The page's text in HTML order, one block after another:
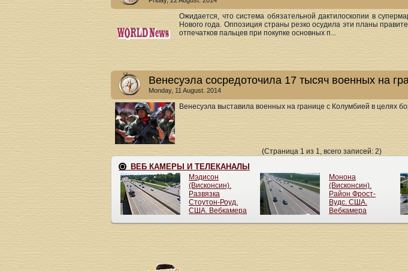
Ожидается, что система обязательной дактилоскопии в
Нового года. Оппозиция страны резко осудила эти планы
отпечатков пальцев при покупке основных п...
Венесуэла сосредоточила 17 тысяч военных на
Monday, 11 August. 2014
Венесуэла выставила военных на границе с Колумбией в целях
(Страница 1 из 1, всего записей: 2)